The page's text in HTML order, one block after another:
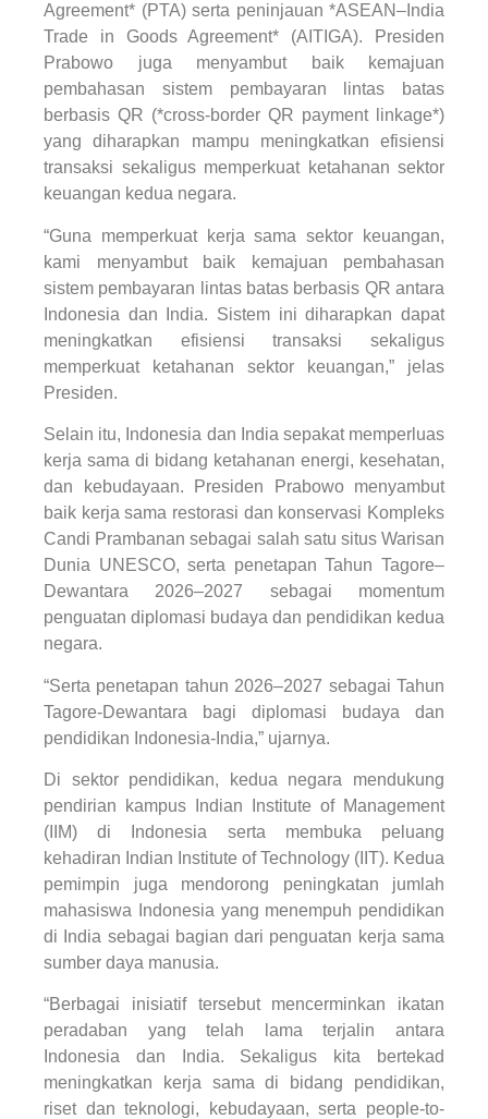
Agreement* (PTA) serta peninjauan *ASEAN–India
Trade in Goods Agreement* (AITIGA). Presiden
Prabowo juga menyambut baik kemajuan
pembahasan sistem pembayaran lintas batas
berbasis QR (*cross-border QR payment linkage*)
yang diharapkan mampu meningkatkan efisiensi
transaksi sekaligus memperkuat ketahanan sektor
keuangan kedua negara.
“Guna memperkuat kerja sama sektor keuangan,
kami menyambut baik kemajuan pembahasan
sistem pembayaran lintas batas berbasis QR antara
Indonesia dan India. Sistem ini diharapkan dapat
meningkatkan efisiensi transaksi sekaligus
memperkuat ketahanan sektor keuangan,” jelas
Presiden.
Selain itu, Indonesia dan India sepakat memperluas
kerja sama di bidang ketahanan energi, kesehatan,
dan kebudayaan. Presiden Prabowo menyambut
baik kerja sama restorasi dan konservasi Kompleks
Candi Prambanan sebagai salah satu situs Warisan
Dunia UNESCO, serta penetapan Tahun Tagore–
Dewantara 2026–2027 sebagai momentum
penguatan diplomasi budaya dan pendidikan kedua
negara.
“Serta penetapan tahun 2026–2027 sebagai Tahun
Tagore-Dewantara bagi diplomasi budaya dan
pendidikan Indonesia-India,” ujarnya.
Di sektor pendidikan, kedua negara mendukung
pendirian kampus Indian Institute of Management
(IIM) di Indonesia serta membuka peluang
kehadiran Indian Institute of Technology (IIT). Kedua
pemimpin juga mendorong peningkatan jumlah
mahasiswa Indonesia yang menempuh pendidikan
di India sebagai bagian dari penguatan kerja sama
sumber daya manusia.
“Berbagai inisiatif tersebut mencerminkan ikatan
peradaban yang telah lama terjalin antara
Indonesia dan India. Sekaligus kita bertekad
meningkatkan kerja sama di bidang pendidikan,
riset dan teknologi, kebudayaan, serta people-to-